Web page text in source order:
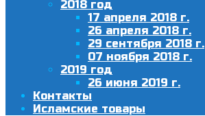
2018 год
17 апреля 2018 г.
26 апреля 2018 г.
29 сентября 2018 г.
07 ноября 2018 г.
2019 год
26 июня 2019 г.
Контакты
Исламские товары